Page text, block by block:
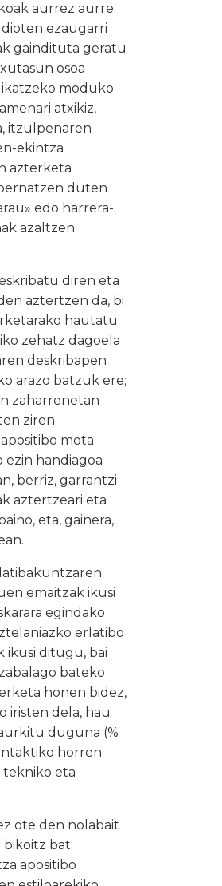
aurrez aurre
ezaugarri
gaindituta geratu
osoa
moduko
atxikiz,
itzulpenaren
ekintza
azterketa
duten
edo harrera-
azaltzen
diren eta
aztertzen da, bi
hautatu
zehatz dagoela
deskribapen
arazo batzuk ere;
zaharrenetan
ziren
mota
ezin handiagoa
berriz, garrantzi
aztertzeari eta
eta, gainera,
emaitzak ikusi
egindako
erlatibo
ikusi ditugu, bai
bateko
honen bidez,
iristen dela, hau
duguna (%
horren
eta
ote den nolabait
bikoitz bat:
apositibo